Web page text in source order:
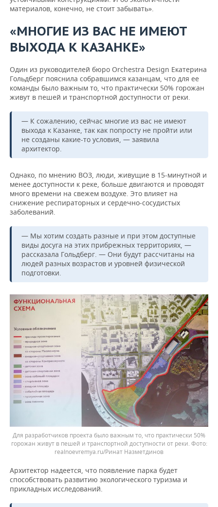
материалов, конечно, не стоит забывать».
«МНОГИЕ ИЗ ВАС НЕ ИМЕЮТ
ВЫХОДА К КАЗАНКЕ»
Один из руководителей бюро Orchestra Design Екатерина
Гольдберг пояснила собравшимся казанцам, что для ее
команды было важным то, что практически 50% горожан
живут в пешей и транспортной доступности от реки.
— К сожалению, сейчас многие из вас не имеют
выхода к Казанке, так как попросту не пройти или
не созданы какие-то условия, — заявила
архитектор.
Однако, по мнению ВОЗ, люди, живущие в 15-минутной и
менее доступности к реке, больше двигаются и проводят
много времени на свежем воздухе. Это влияет на
снижение респираторных и сердечно-сосудистых
заболеваний.
— Мы хотим создать разные и при этом доступные
виды досуга на этих прибрежных территориях, —
рассказала Гольдберг. — Они будут рассчитаны на
людей разных возрастов и уровней физической
подготовки.
Для разработчиков проекта было важным то, что практически 50%
горожан живут в пешей и транспортной доступности от реки.
realnoevremya.ru/Ринат Назметдинов
Архитектор надеется, что появление парка будет
способствовать развитию экологического туризма и
прикладных исследований.